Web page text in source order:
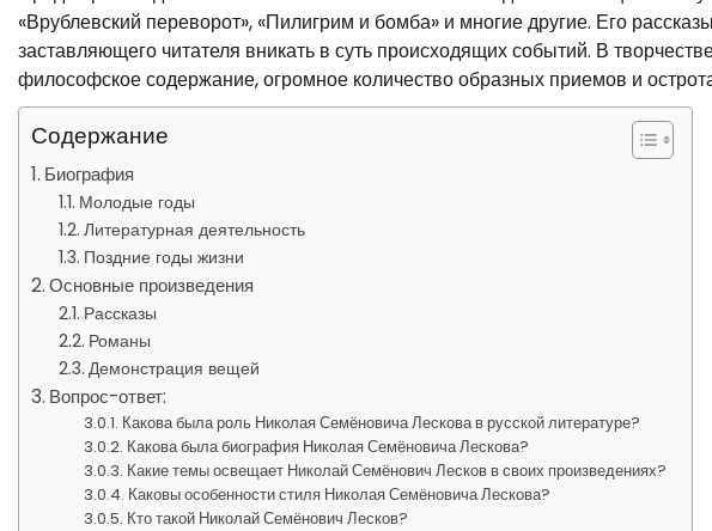
«Врублевский переворот», «Пилигрим и бомба» и многие другие. Его
заставляющего читателя вникать в суть происходящих событий. В
философское содержание, огромное количество образных приемов и
Содержание
Биография
Молодые годы
Литературная деятельность
Поздние годы жизни
Основные произведения
Рассказы
Романы
Демонстрация вещей
Вопрос-ответ:
Какова была роль Николая Семёновича Лескова в русской литературе?
Какова была биография Николая Семёновича Лескова?
Какие темы освещает Николай Семёнович Лесков в своих произведениях?
Каковы особенности стиля Николая Семёновича Лескова?
Кто такой Николай Семёнович Лесков?